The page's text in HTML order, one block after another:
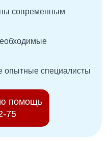
современным
опытные специалисты
помощь
75